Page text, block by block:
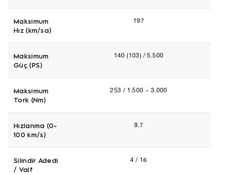
Maksimum
Hız (km/sa)
197
Maksimum
Güç (PS)
140 (103) / 5.500
Maksimum
Tork (Nm)
253 / 1.500 ~ 3.000
Hızlanma (0-
100 km/s)
9.7
Silindir Adedi
/ Valf
4 / 16